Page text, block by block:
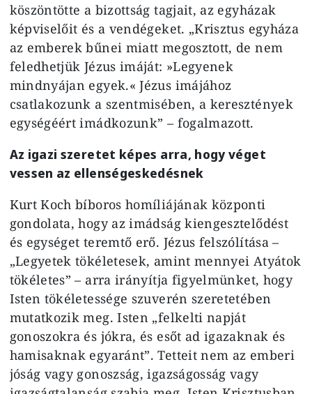
köszöntötte a bizottság tagjait, az egyházak
képviselőit és a vendégeket. „Krisztus egyháza
az emberek bűnei miatt megosztott, de nem
feledhetjük Jézus imáját: »Legyenek
mindnyájan egyek.« Jézus imájához
csatlakozunk a szentmisében, a keresztények
egységéért imádkozunk” – fogalmazott.
Az igazi szeretet képes arra, hogy véget
vessen az ellenségeskedésnek
Kurt Koch bíboros homíliájának központi
gondolata, hogy az imádság kiengesztelődést
és egységet teremtő erő. Jézus felszólítása –
„Legyetek tökéletesek, amint mennyei Atyátok
tökéletes” – arra irányítja figyelmünket, hogy
Isten tökéletessége szuverén szeretetében
mutatkozik meg. Isten „felkelti napját
gonoszokra és jókra, és esőt ad igazaknak és
hamisaknak egyaránt”. Tetteit nem az emberi
jóság vagy gonoszság, igazságosság vagy